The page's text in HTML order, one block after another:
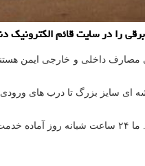
داخلی و خارجی ایمن
سایز بزرگ تا درب های
را در وبسایت قائم الکترونیک و از کارشناسان این